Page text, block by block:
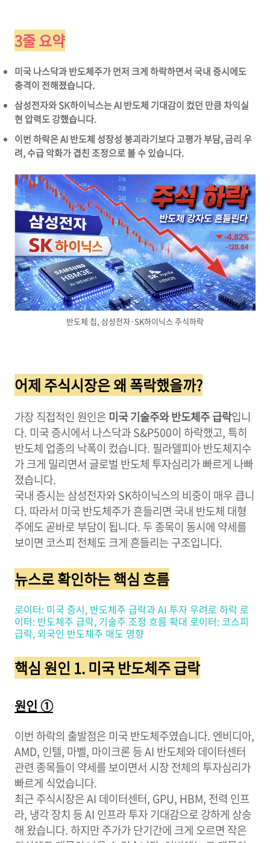
3줄 요약
미국 나스닥과 반도체주가 먼저 크게 하락하면서 국내 증시에도
충격이 전해졌습니다.
삼성전자와 SK하이닉스는 AI 반도체 기대감이 컸던 만큼 차익실
현 압력도 강했습니다.
이번 하락은 AI 반도체 성장성 붕괴라기보다 고평가 부담, 금리 우
려, 수급 악화가 겹친 조정으로 볼 수 있습니다.
반도체 칩, 삼성전자·SK하이닉스 주식하락
어제 주식시장은 왜 폭락했을까?
가장 직접적인 원인은 미국 기술주와 반도체주 급락입니
다. 미국 증시에서 나스닥과 S&P500이 하락했고, 특히
반도체 업종의 낙폭이 컸습니다. 필라델피아 반도체지수
가 크게 밀리면서 글로벌 반도체 투자심리가 빠르게 나빠
졌습니다.
국내 증시는 삼성전자와 SK하이닉스의 비중이 매우 큽니
다. 따라서 미국 반도체주가 흔들리면 국내 반도체 대형
주에도 곧바로 부담이 됩니다. 두 종목이 동시에 약세를
보이면 코스피 전체도 크게 흔들리는 구조입니다.
뉴스로 확인하는 핵심 흐름
로이터: 미국 증시, 반도체주 급락과 AI 투자 우려로 하락 로
이터: 반도체주 급락, 기술주 조정 흐름 확대 로이터: 코스피
급락, 외국인 반도체주 매도 영향
핵심 원인 1. 미국 반도체주 급락
원인 ①
이번 하락의 출발점은 미국 반도체주였습니다. 엔비디아,
AMD, 인텔, 마벨, 마이크론 등 AI 반도체와 데이터센터
관련 종목들이 약세를 보이면서 시장 전체의 투자심리가
빠르게 식었습니다.
최근 주식시장은 AI 데이터센터, GPU, HBM, 전력 인프
라, 냉각 장치 등 AI 인프라 투자 기대감으로 강하게 상승
해 왔습니다. 하지만 주가가 단기간에 크게 오르면 작은